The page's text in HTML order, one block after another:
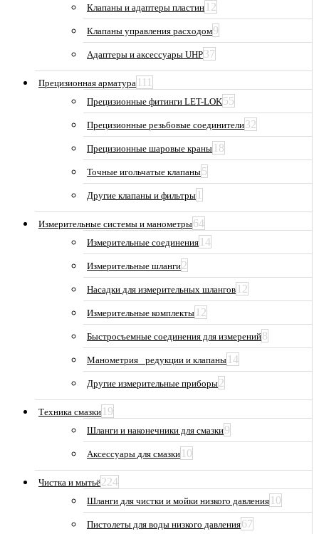
Клапаны и адаптеры пластин 12
Клапаны управления расходом9
Адаптеры и аксессуары UHP37
Прецизионная арматура 111
Прецизионные фитинги LET-LOK55
Прецизионные резьбовые соединители32
Прецизионные шаровые краны 18
Точные игольчатые клапаны5
Другие клапаны и фильтры 1
Измерительные системы и манометры64
Измерительные соединения 14
Измерительные шланги2
Насадки для измерительных шлангов 12
Измерительные комплекты 12
Быстросъемные соединения для измерений8
Манометрия_ редукции и клапаны 14
Другие измерительные приборы2
Техника смазки 19
Шланги и наконечники для смазки9
Аксессуары для смазки 10
Чистка и мытьё224
Шланги для чистки и мойки низкого давления 10
Пистолеты для воды низкого давления67